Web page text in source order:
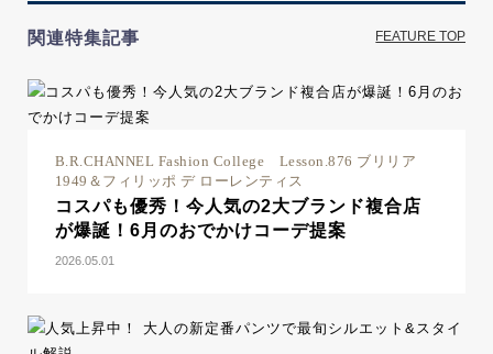
関連特集記事 FEATURE TOP
B.R.CHANNEL Fashion College Lesson.876 ブリリア
1949＆フィリッポ デ ローレンティス
コスパも優秀！今人気の2大ブランド複合店
が爆誕！6月のおでかけコーデ提案
2026.05.01